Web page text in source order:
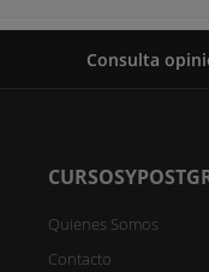
Consulta
Quienes Somos
Contacto